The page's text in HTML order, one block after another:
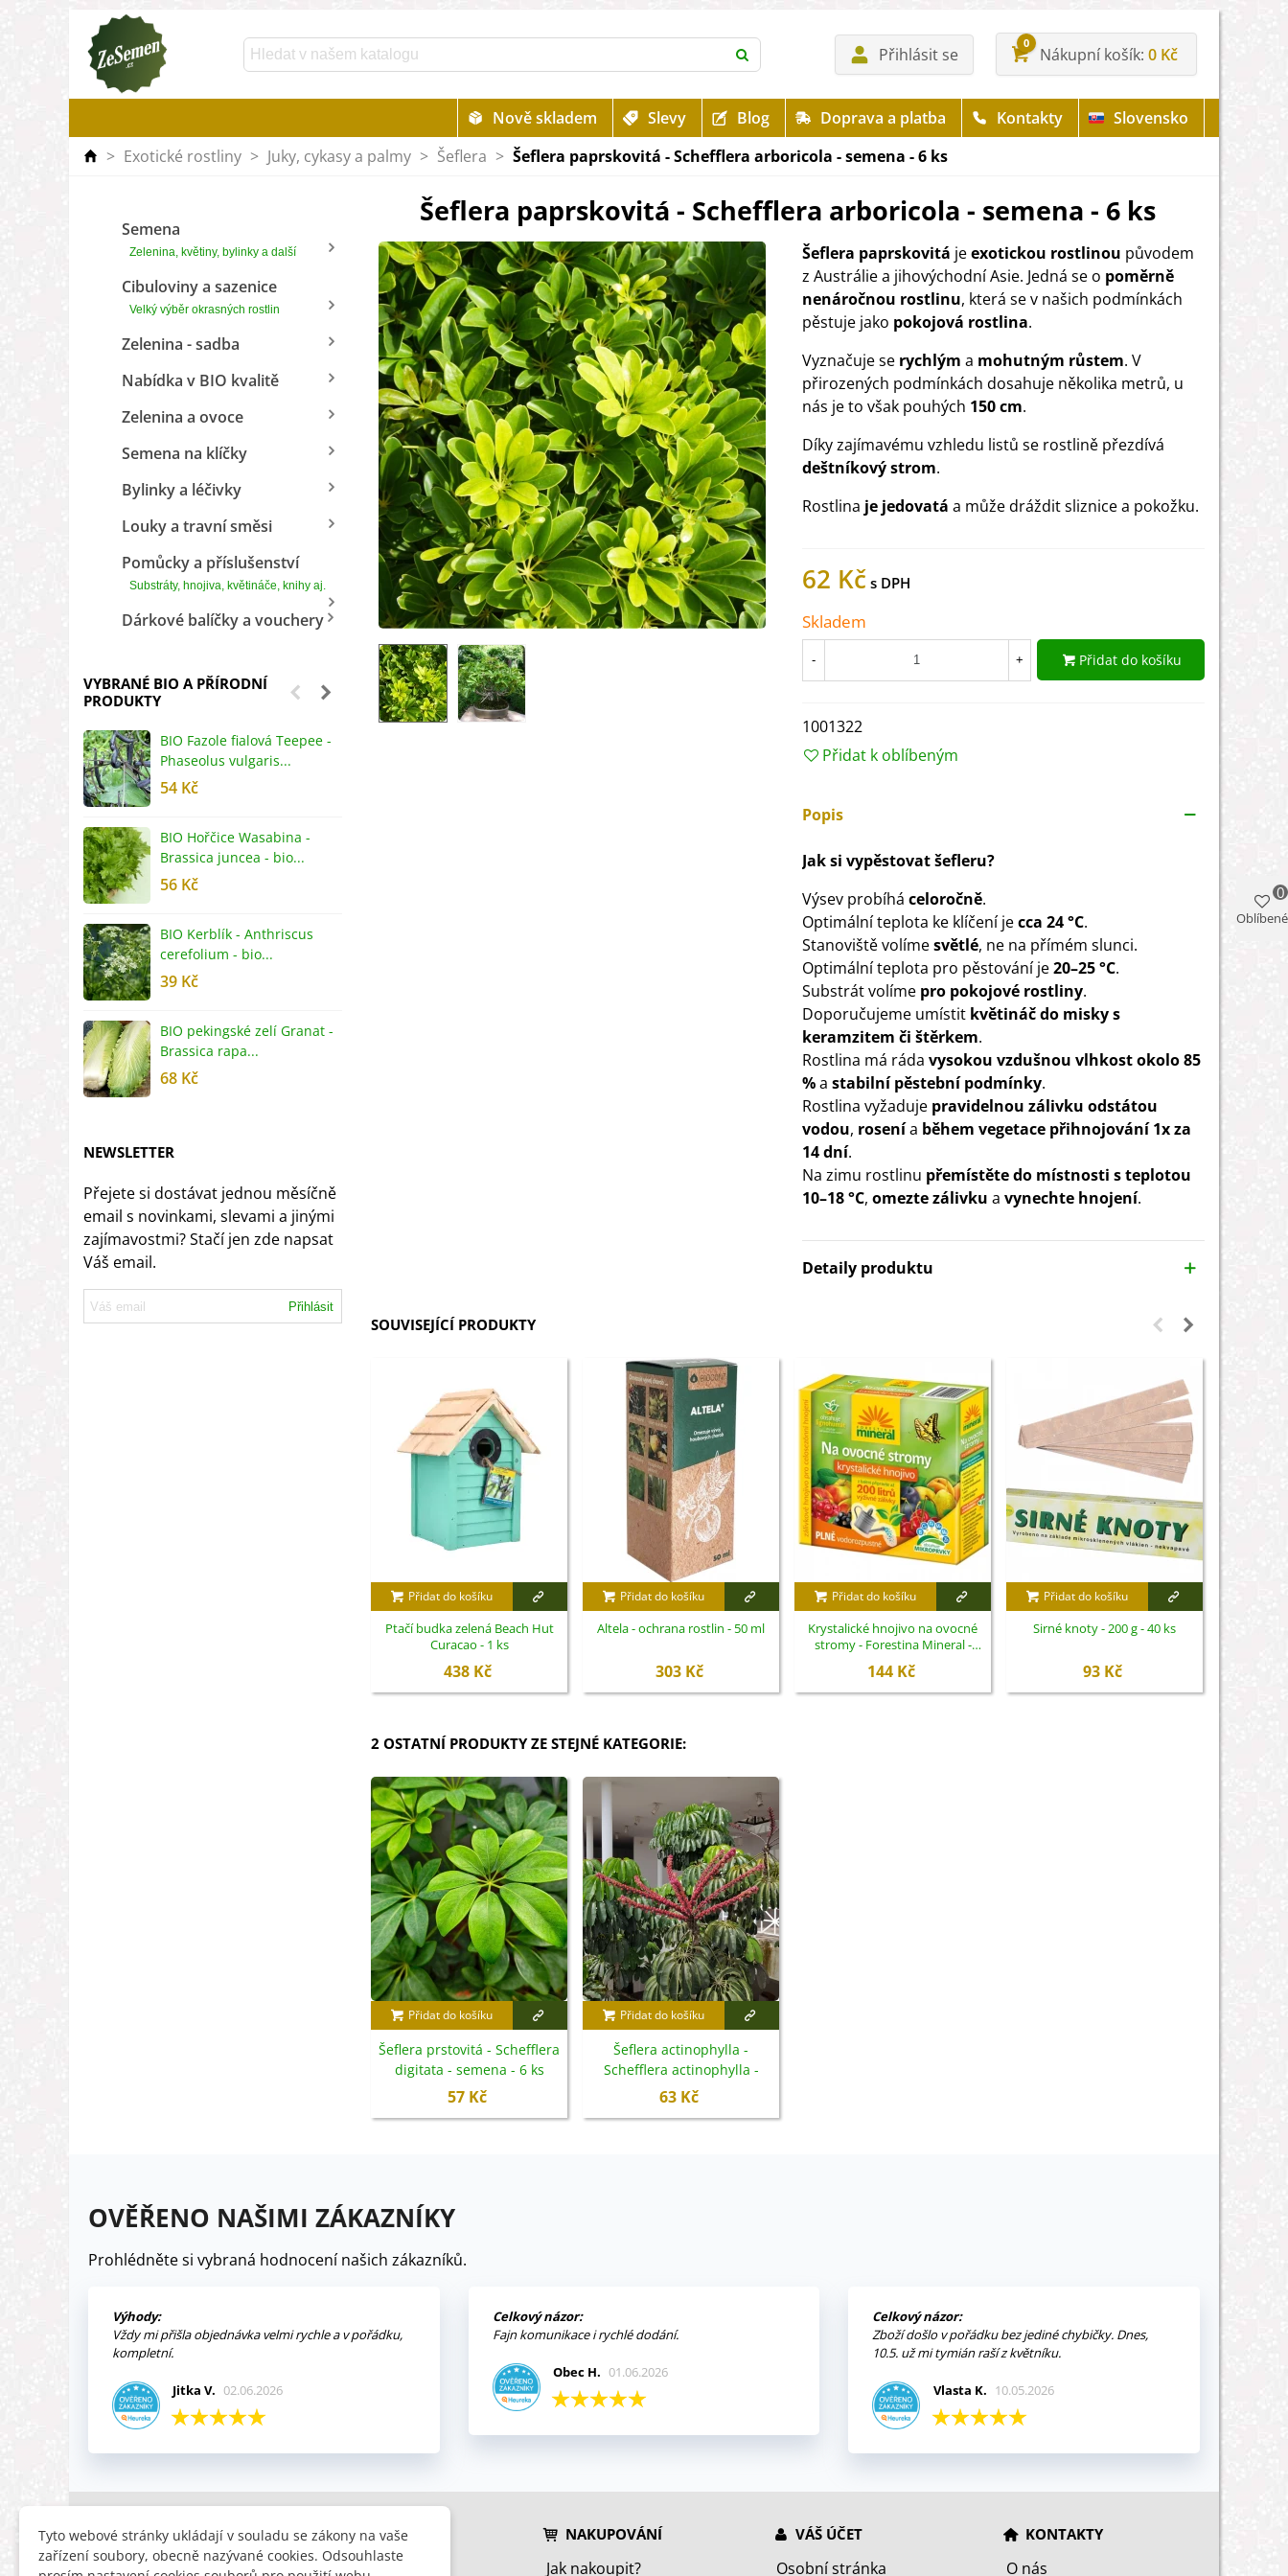
Přihlásit se
0
Nákupní košík 0 Kč
Nově skladem Slevy Blog Doprava a platba Kontakty
Slovensko
> Exotické rostliny > Juky, cykasy a palmy > Šeflera > Šeflera paprskovitá - Schefflera arboricola - semena - 6 ks
Semena
Zelenina, květiny, bylinky a další
Cibuloviny a sazenice
Velký výběr okrasných rostlin
Zelenina - sadba
Nabídka v BIO kvalitě
Zelenina a ovoce
Semena na klíčky
Bylinky a léčivky
Louky a travní směsi
Pomůcky a příslušenství
Substráty, hnojiva, květináče, knihy aj.
Dárkové balíčky a vouchery
VYBRANÉ BIO A PŘÍRODNÍ
PRODUKTY
BIO Fazole fialová Teepee -
Phaseolus vulgaris...
54 Kč
BIO Hořčice Wasabina -
Brassica juncea - bio...
56 Kč
BIO Kerblík - Anthriscus
cerefolium - bio...
39 Kč
BIO pekingské zelí Granat -
Brassica rapa...
68 Kč
NEWSLETTER
Přejete si dostávat jednou měsíčně
email s novinkami, slevami a jinými
zajímavostmi? Stačí jen zde napsat
Váš email.
Přihlásit
Šeflera paprskovitá - Schefflera arboricola - semena - 6 ks
Šeflera paprskovitá jeexotickou rostlinou původem
z Austrálie a jihovýchodní Asie. Jedná se o poměrně
nenáročnou rostlinu, která se v našich podmínkách
pěstuje jako pokojová rostlina.
Vyznačuje se rychlým a mohutným růstem. V
přirozených podmínkách dosahuje několika metrů, u
nás je to však pouhých 150 cm.
Díky zajímavému vzhledu listů se rostlině přezdívá
deštníkový strom.
Rostlina je jedovatá a může dráždit sliznice a pokožku.
62 Kč
Skladem
- + Přidat do košíku
1001322
Přidat k oblíbeným
Popis
Jak si vypěstovat šefleru?
Výsev probíhá celoročně.
Optimální teplota ke klíčení jecca 24 °C.
Stanoviště volímesvětlé, ne na přímém slunci.
Optimální teplota pro pěstování je20–25 °C.
Substrát volíme pro pokojové rostliny.
Doporučujeme umístit květináč do misky s
keramzitem či štěrkem.
Rostlina má ráda vysokou vzdušnou vlhkost okolo 85
%a stabilní pěstební podmínky.
Rostlina vyžaduje pravidelnou zálivku odstátou
vodou, rosenía během vegetace přihnojování 1x za
14 dní.
Na zimu rostlinu přemístěte do místnosti s teplotou
10–18 °C, omezte zálivku a vynechte hnojení.
Detaily produktu
SOUVISEJÍCÍ PRODUKTY
Přidat do košíku
Ptačí budka zelená Beach Hut
Curacao - 1 ks
438 Kč
Přidat do košíku
Altela - ochrana rostlin - 50 ml
303 Kč
Přidat do košíku
Krystalické hnojivo na ovocné
stromy - Forestina Mineral -
144 Kč
Přidat do košíku
Sirné knoty - 200 g - 40 ks
93 Kč
2 OSTATNÍ PRODUKTY ZE STEJNÉ KATEGORIE:
Přidat do košíku
Šeflera prstovitá - Schefflera
digitata - semena - 6 ks
57 Kč
Přidat do košíku
Šeflera actinophylla -
Schefflera actinophylla -
semena - 6 ks
63 Kč
OVĚŘENO NAŠIMI ZÁKAZNÍKY
Prohlédněte si vybraná hodnocení našich zákazníků.
Výhody:
Vždy mi přišla objednávka velmi rychle a v pořádku,
kompletní.
Jitka V. 02.06.2026
Celkový názor:
Fajn komunikace i rychlé dodání.
Obec H. 01.06.2026
Celkový názor:
Zboží došlo v pořádku bez jediné chybičky. Dnes,
10.5. už mi tymián raší z květníku.
Vlasta K. 10.05.2026
INFORMACE
Obchodní podmínky
HLEDÁTE
Slevy
NAKUPOVÁNÍ
Jak nakoupit?
VÁŠ ÚČET
Osobní stránka
KONTAKTY
O nás
Oblíbené
0
Tyto webové stránky ukládají v souladu se zákony na vaše
zařízení soubory, obecně nazývané cookies. Odsouhlaste